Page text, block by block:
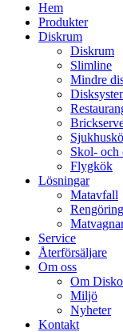
Hem
Produkter
Diskrum
Diskrum
Slimline
Mindre
Skol- och
Flygkök
Lösningar
Matavfall
Rengöring
Service
Återförsäljare
Om oss
Om
Miljö
Nyheter
Kontakt